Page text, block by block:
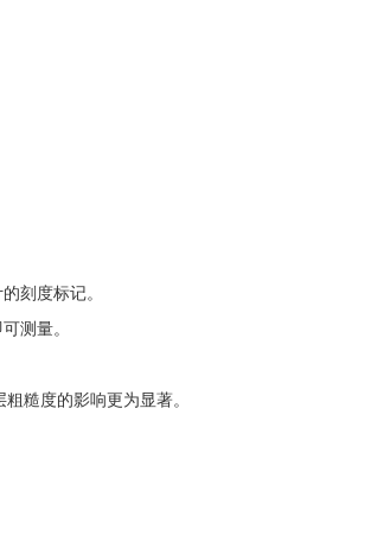
刻度标记。
测量。
糙度的影响更为显著。